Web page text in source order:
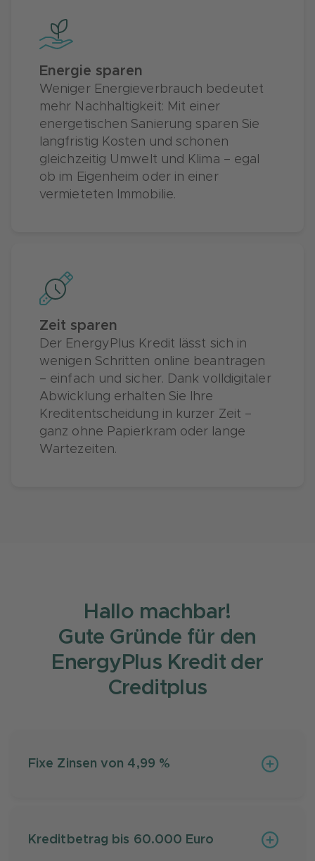
Energie sparen
Weniger Energieverbrauch bedeutet
mehr Nachhaltigkeit: Mit einer
energetischen Sanierung sparen Sie
langfristig Kosten und schonen
gleichzeitig Umwelt und Klima – egal
ob im Eigenheim oder in einer
vermieteten Immobilie.
Zeit sparen
Der EnergyPlus Kredit lässt sich in
wenigen Schritten online beantragen
– einfach und sicher. Dank volldigitaler
Abwicklung erhalten Sie Ihre
Kreditentscheidung in kurzer Zeit –
ganz ohne Papierkram oder lange
Wartezeiten.
Hallo machbar!
Gute Gründe für den
EnergyPlus Kredit der
Creditplus
Fixe Zinsen von 4,99 %
Kredit. Ihr fester Zinssatz sorgt für stabile
Kreditbetrag bis 60.000 Euro